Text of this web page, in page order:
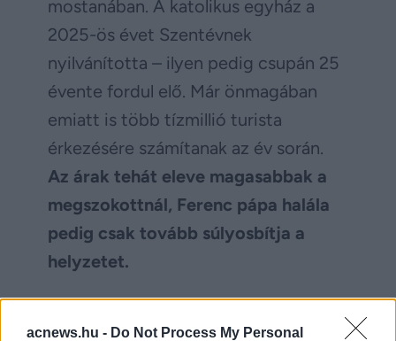
acnews.hu - Do Not Process My Personal
mostanában. A katolikus egyház a
2025-ös évet Szentévnek
nyilvánította – ilyen pedig csupán 25
évente fordul elő. Már önmagában
emiatt is több tízmillió turista
érkezésére számítanak az év során.
Az árak tehát eleve magasabbak a
megszokottnál, Ferenc pápa halála
pedig csak tovább súlyosbítja a
helyzetet.